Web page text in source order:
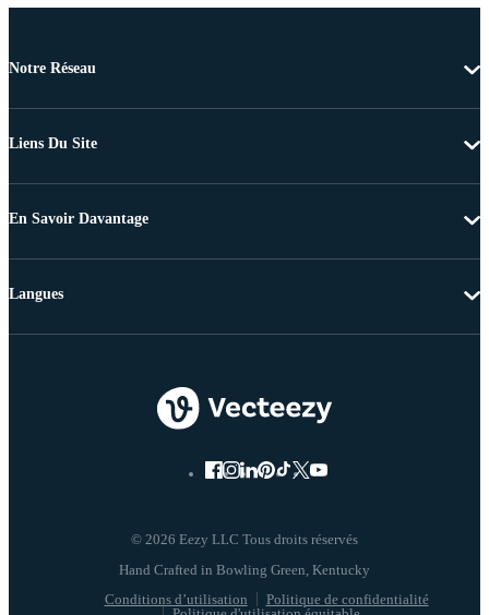
Notre Réseau
Liens Du Site
En Savoir Davantage
© 2026 Eezy LLC Tous droits réservés
Conditions d’utilisation
Politique de confidentialité
Langues